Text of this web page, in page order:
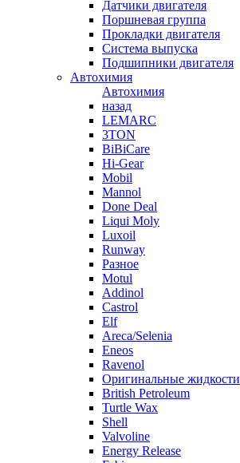
Датчики двигателя
Поршневая группа
Прокладки двигателя
Система выпуска
Подшипники двигателя
Автохимия
Автохимия
назад
LEMARC
3TON
BiBiCare
Hi-Gear
Mobil
Mannol
Done Deal
Liqui Moly
Luxoil
Runway
Разное
Motul
Addinol
Castrol
Elf
Areca/Selenia
Eneos
Ravenol
Оригинальные жидкости
British Petroleum
Turtle Wax
Shell
Valvoline
Energy Release